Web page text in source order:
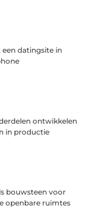
datingsite in
ontwikkelen
in productie
bouwsteen voor
openbare ruimtes